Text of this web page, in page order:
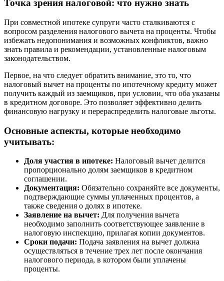
Точка зрения налоговой: что нужно знать
При совместной ипотеке супруги часто сталкиваются с
вопросом разделения налогового вычета на проценты. Чтобы
избежать недопонимания и возможных конфликтов, важно
знать правила и рекомендации, установленные налоговым
законодательством.
Первое, на что следует обратить внимание, это то, что
налоговый вычет на проценты по ипотечному кредиту может
получить каждый из заемщиков, при условии, что оба указаны
в кредитном договоре. Это позволяет эффективно делить
финансовую нагрузку и перераспределить налоговые льготы.
Основные аспекты, которые необходимо
учитывать:
Доля участия в ипотеке: Налоговый вычет делится
пропорционально долям заемщиков в кредитном
соглашении.
Документация: Обязательно сохраняйте все документы,
подтверждающие суммы уплаченных процентов, а
также сведения о долях в ипотеке.
Заявление на вычет: Для получения вычета
необходимо заполнить соответствующее заявление в
налоговую инспекцию, прилагая копии документов.
Сроки подачи: Подача заявления на вычет должна
осуществляться в течение трех лет после окончания
налогового периода, в котором были уплачены
проценты.